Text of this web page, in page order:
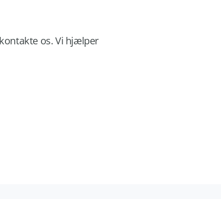
os. Vi hjælper